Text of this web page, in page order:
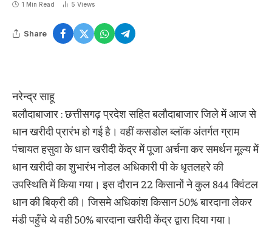
1 Min Read 5 Views
Share
नरेन्द्र साहू
बलौदाबाजार : छत्तीसगढ़ प्रदेश सहित बलौदाबाजार जिले में आज से
धान खरीदी प्रारंभ हो गई है। वहीं कसडोल ब्लॉक अंतर्गत ग्राम
पंचायत हसुवा के धान खरीदी केंद्र में पूजा अर्चना कर समर्थन मूल्य में
धान खरीदी का शुभारंभ नोडल अधिकारी पी के धृतलहरे की
उपस्थिति में किया गया। इस दौरान 22 किसानों ने कुल 844 क्विंटल
धान की बिक्री की। जिसमे अधिकांश किसान 50% बारदाना लेकर
मंडी पहुँचे थे वही 50% बारदाना खरीदी केंद्र द्वारा दिया गया।